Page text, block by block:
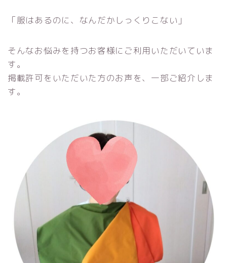
「服はあるのに、なんだかしっくりこない」
そんなお悩みを持つお客様にご利用いただいていま
す。
掲載許可をいただいた方のお声を、一部ご紹介しま
す。